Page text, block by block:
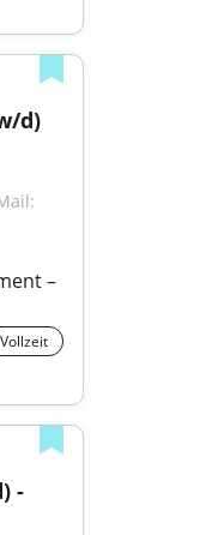
d)
–
Vollzeit
-